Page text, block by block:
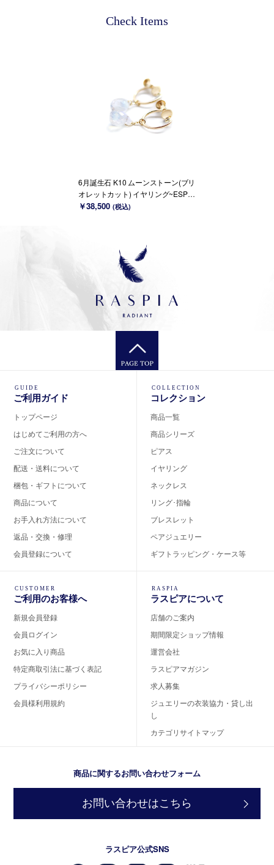
Check Items
6月誕生石 K10 ムーンストーン(ブリ
オレットカット) イヤリング~ESPOI
R~
￥38,500(税込)
GUIDE
ご利用ガイド
トップページ
はじめてご利用の方へ
ご注文について
配送・送料について
梱包・ギフトについて
商品について
お手入れ方法について
返品・交換・修理
会員登録について
COLLECTION
コレクション
商品一覧
商品シリーズ
ピアス
イヤリング
ネックレス
リング･指輪
ブレスレット
ペアジュエリー
ギフトラッピング・ケース等
CUSTOMER
ご利用のお客様へ
新規会員登録
会員ログイン
お気に入り商品
特定商取引法に基づく表記
プライバシーポリシー
会員様利用規約
RASPIA
ラスピアについて
店舗のご案内
期間限定ショップ情報
運営会社
ラスピアマガジン
求人募集
ジュエリーの衣装協力・貸し出
し
カテゴリサイトマップ
商品に関するお問い合わせフォーム
お問い合わせはこちら
ラスピア公式SNS